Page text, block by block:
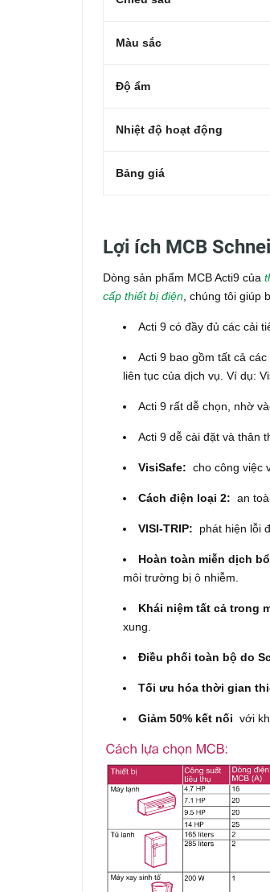
Màu sắc
Độ ẩm
Nhiệt độ hoạt động
Bảng giá
Lợi ích MCB
Dòng sản phẩm MCB Acti9 của
cấp thiết bị điện, chúng tôi giúp
Acti 9 có đầy đủ các cải
Acti 9 bao gồm tất cả
liên tục của dịch vụ. Ví dụ:
Acti 9 rất dễ chọn, nhờ
Acti 9 dễ cài đặt và thân
VisiSafe: cho công việc
Cách điện loại 2: an
VISI-TRIP: phát hiện lỗi
Hoàn toàn miễn dịch
môi trường bị ô nhiễm.
Khái niệm tất cả trong
xung.
Điều phối toàn bộ do
Tối ưu hóa thời gian
Giảm 50% kết nối với